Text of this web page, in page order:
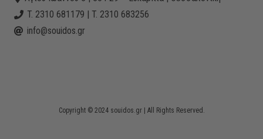
T. 2310 681179 | T. 2310 683256
info@souidos.gr
Copyright © 2024 souidos.gr | All Rights Reserved.